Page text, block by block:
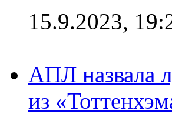
15.9.2023,
АПЛ назвала
из